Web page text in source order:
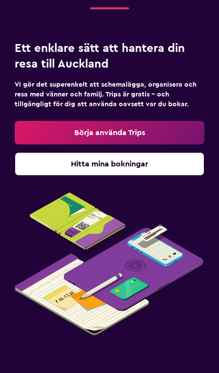
Ett enklare sätt att hantera din
resa till Auckland
Vi gör det superenkelt att schemalägga, organisera och
resa med vänner och familj. Trips är gratis – och
tillgängligt för dig att använda oavsett var du bokar.
Börja använda Trips
Hitta mina bokningar